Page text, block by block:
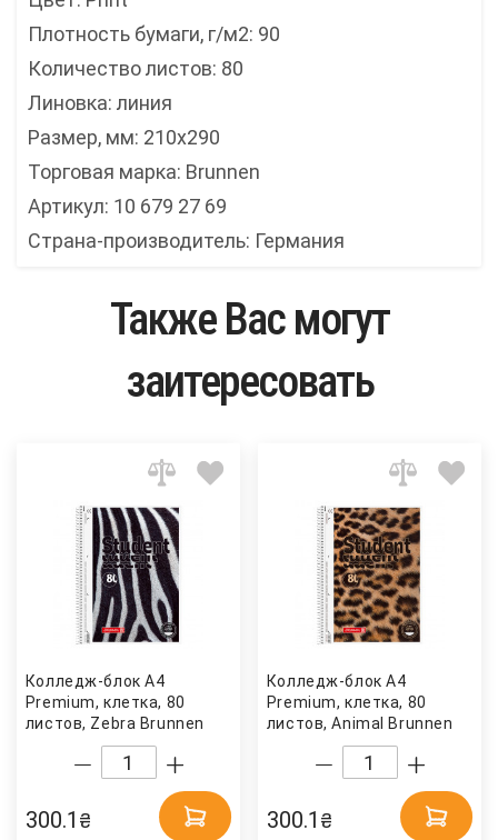
Плотность бумаги, г/м2: 90
Количество листов: 80
Линовка: линия
Размер, мм: 210x290
Торговая марка: Brunnen
Артикул: 10 679 27 69
Страна-производитель: Германия
Также Вас могут
заитересовать
Колледж-блок А4
Premium, клетка, 80
листов, Zebra Brunnen
300.1 ₴
Колледж-блок А4
Premium, клетка, 80
листов, Animal Brunnen
300.1 ₴